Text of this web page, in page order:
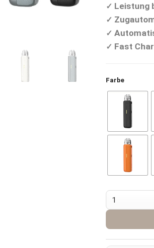
✓ Leistung
✓
✓
✓ Fast
Farbe
Uwell